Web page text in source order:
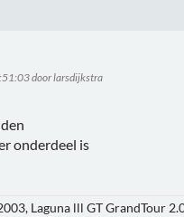
door larsdijkstra
onderdeel is
Laguna lll GT GrandTour